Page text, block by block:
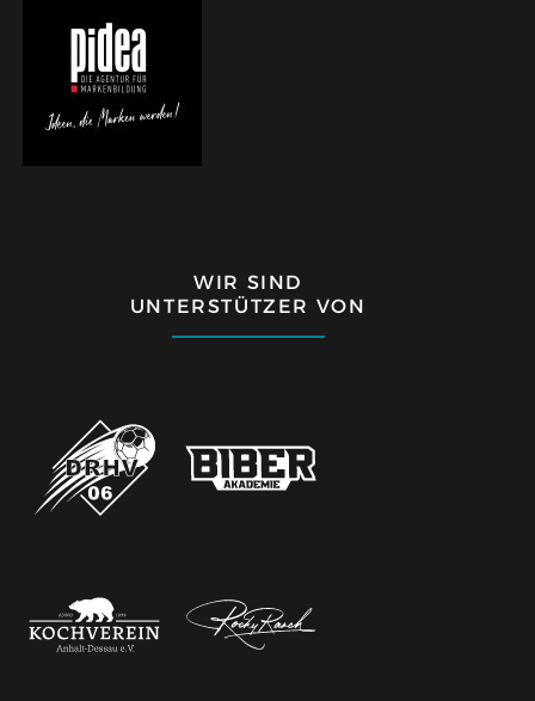
WIR SIND
UNTERSTÜTZER VON